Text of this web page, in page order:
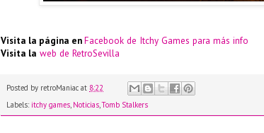
Visita la página enFacebook de Itchy Games para más info
Visita la web de RetroSevilla
Posted by retroManiac at 8:22
Labels: itchy games, Noticias,Tomb Stalkers